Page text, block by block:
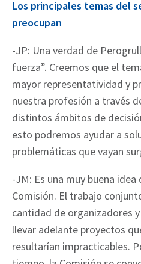
Los principales temas del
preocupan
-JP: Una verdad de
fuerza”. Creemos que el
mayor representatividad y
nuestra profesión a través
distintos ámbitos de
esto podremos ayudar a
problemáticas que vayan
-JM: Es una muy buena
Comisión. El trabajo
cantidad de organizadores
llevar adelante proyectos
resultarían impracticables.